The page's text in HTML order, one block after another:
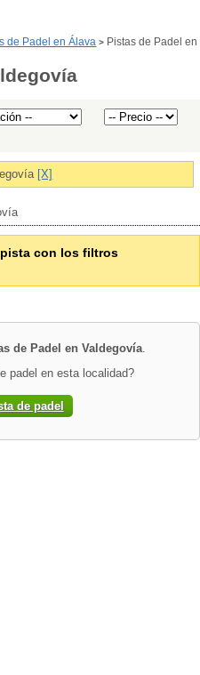
de Padel en Álava > Pistas de Padel en
[X]
con los filtros
de Padel en Valdegovía.
padel en esta localidad?
de padel